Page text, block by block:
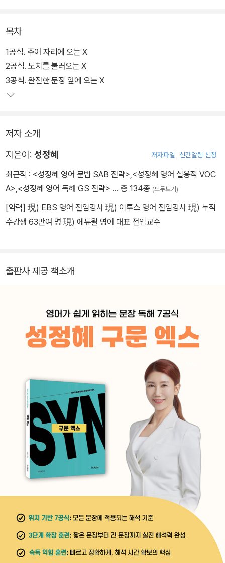
짧은 문장에서 긴 문장까지 3단계에 걸친 확장 훈련으로 실전 해석력
을 완성한다. 단문 → 중문 → 장문으로 이어지는 훈련을 통해 문장의
구조에 익숙해지고, 기초적인 문장에서 해석의 자신감을 쌓으며 복잡
한 구조의 문장까지 무리 없이 확장해 나간다.
머릿속에서는 해석이 자동으로 정리되는 속독 리듬을 만든다.
목차
1공식. 주어 자리에 오는 X
2공식. 도치를 불러오는 X
3공식. 완전한 문장 앞에 오는 X
저자 소개
지은이: 성정혜 저자파일 신간알림 신청
최근작 : <성정혜 영어 문법 SAB 전략>,<성정혜 영어 실용적 VOC
A>,<성정혜 영어 독해 GS 전략> … 총 134종 (모두보기)
[약력] 現) EBS 영어 전임강사 現) 이투스 영어 전임강사 現) 누적
수강생 63만여 명 現) 에듀윌 영어 대표 전임교수
출판사 제공 책소개